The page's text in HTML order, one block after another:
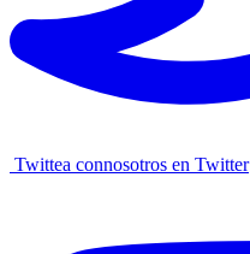
Twittea connosotros en Twitter